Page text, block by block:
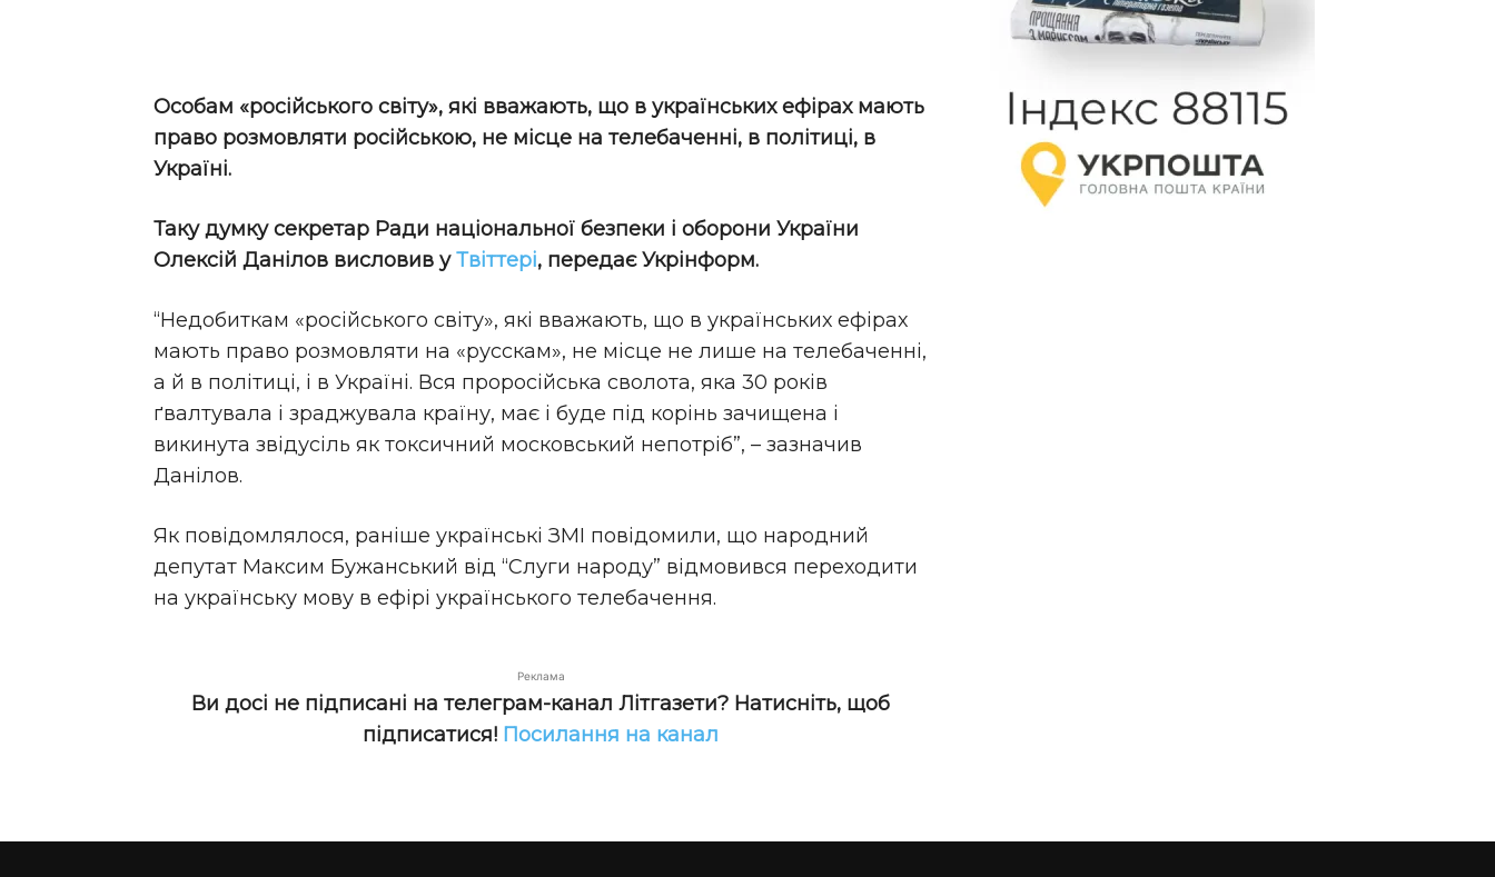
Особам «російського світу», які вважають, що в українських ефірах мають
право розмовляти російською, не місце на телебаченні, в політиці, в
Україні.
Таку думку секретар Ради національної безпеки і оборони України
Олексій Данілов висловив уТвіттері, передає Укрінформ.
“Недобиткам «російського світу», які вважають, що в українських ефірах
мають право розмовляти на «русскам», не місце не лише на телебаченні,
а й в політиці, і в Україні. Вся проросійська сволота, яка 30 років
ґвалтувала і зраджувала країну, має і буде під корінь зачищена і
викинута звідусіль як токсичний московський непотріб”, – зазначив
Данілов.
Як повідомлялося, раніше українські ЗМІ повідомили, що народний
депутат Максим Бужанський від “Слуги народу” відмовився переходити
на українську мову в ефірі українського телебачення.
Реклама
Ви досі не підписані на телеграм-канал Літгазети? Натисніть, щоб
підписатися! Посилання на канал